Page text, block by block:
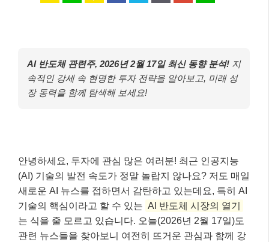
AI 반도체 관련주, 2026년 2월 17일 최신 동향 분석! 지
속적인 강세 속 현명한 투자 전략을 알아보고, 미래 성
장 동력을 함께 탐색해 보세요!
안녕하세요, 투자에 관심 많은 여러분! 최근 인공지능
(AI) 기술의 발전 속도가 정말 놀랍지 않나요? 저도 매일
새로운 AI 뉴스를 접하면서 감탄하고 있는데요, 특히 AI
기술의 핵심이라고 할 수 있는 AI 반도체 시장의 열기
는 식을 줄 모르고 있습니다. 오늘(2026년 2월 17일)도
관련 뉴스들을 찾아보니 여전히 뜨거운 관심과 함께 강